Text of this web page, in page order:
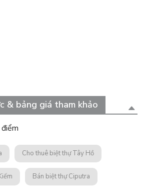
& bảng giá tham khảo
Cho thuê biệt thự Tây Hồ
Bán biệt thự Ciputra